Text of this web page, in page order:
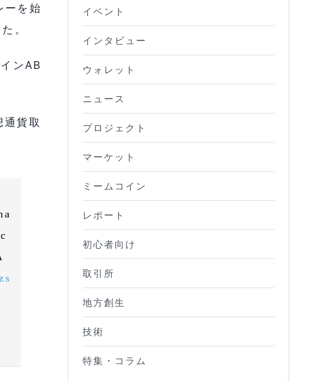
ーを始
。
ンAB
貨取
イベント
インタビュー
ウォレット
ニュース
プロジェクト
マーケット
ミームコイン
レポート
初心者向け
取引所
地方創生
技術
特集・コラム